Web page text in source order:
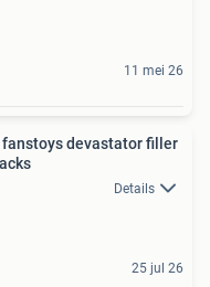
11 mei 26
devastator filler
Details
25 jul 26